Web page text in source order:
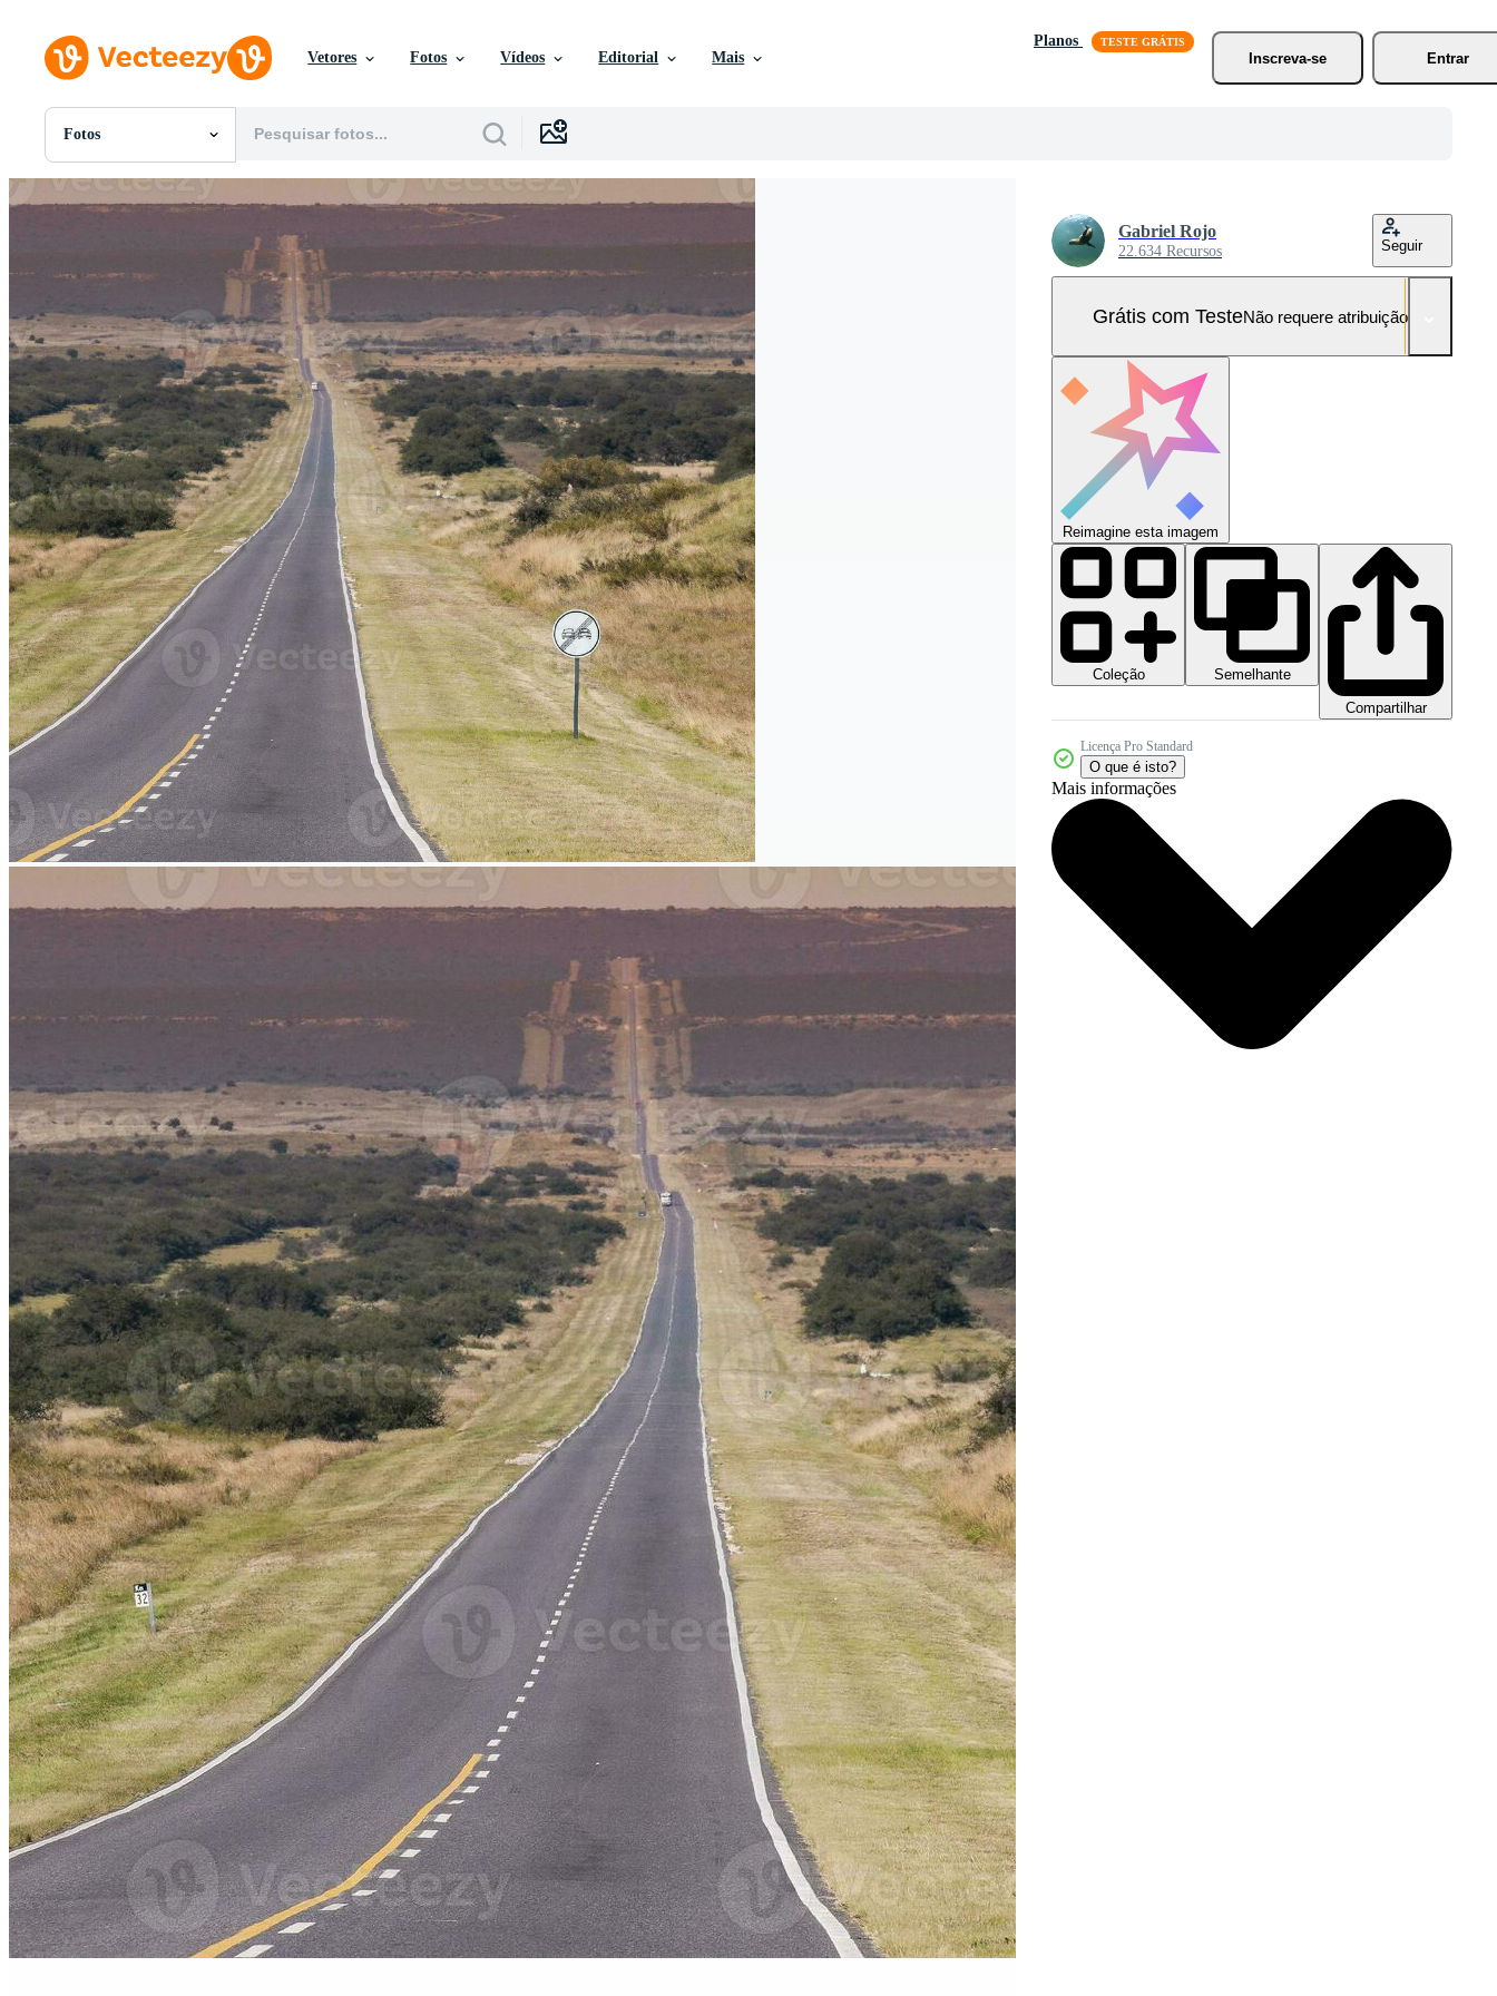
Vetores Fotos Vídeos Editorial Mais
Planos
Inscreva-se
Entrar
Fotos
Todas Imagens
PNGs
Modelos
Videos
Motion graphics
Imagens Editoriais
Eventos Editoriais
Gabriel Rojo
22.634 Recursos Seguir
Grátis com TesteNão requere atribuição!
Reimagine esta imagem
Coleção
Semelhante
Compartilhar
Licença Pro Standard
O que é isto?
Mais informações